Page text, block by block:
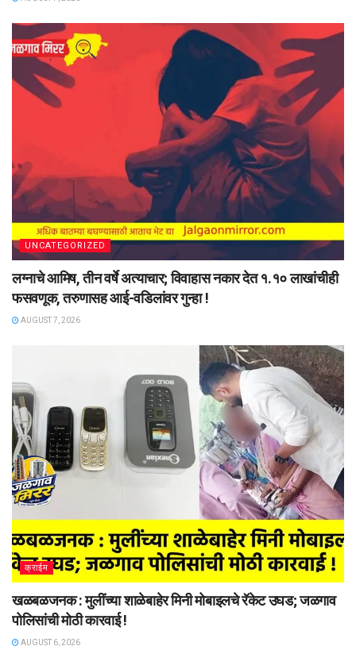
UNCATEGORIZED
लग्नाचे आमिष, तीन वर्षे अत्याचार; विवाहास नकार देत १.१० लाखांचीही
फसवणूक, तरुणासह आई-वडिलांवर गुन्हा !
AUGUST 7, 2026
क्राईम
खळबळजनक : मुलींच्या शाळेबाहेर मिनी मोबाइलचे रॅकेट उघड; जळगाव
पोलिसांची मोठी कारवाई !
AUGUST 6, 2026